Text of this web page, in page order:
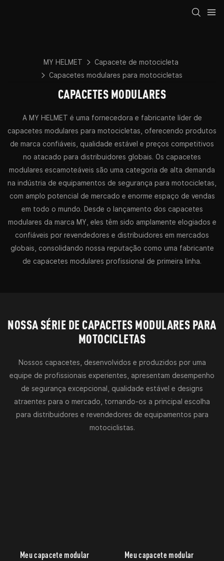
MY HELMET
Capacete de motocicleta
Capacetes modulares para motocicletas
CAPACETES MODULARES
A MY HELMET é uma fornecedora e fabricante líder de
capacetes modulares para motocicletas, oferecendo produtos
de marca confiáveis, qualidade estável e preços competitivos
no atacado para distribuidores globais. Os capacetes
modulares escamoteáveis ​​são uma categoria de alta demanda
na indústria de equipamentos de segurança para motocicletas,
com amplo potencial de mercado e enorme espaço de vendas
em todo o mundo. Desde o lançamento dos capacetes
modulares da marca MY, eles têm sido amplamente elogiados e
confiáveis ​​por revendedores e distribuidores em mercados
globais, consolidando nossa reputação como uma fabricante
de capacetes modulares profissional de primeira linha.
NOSSA SÉRIE DE CAPACETES MODULARES PARA
MOTOCICLETAS
Nossos capacetes, desenvolvidos e produzidos por uma
equipe de profissionais experientes, apresentam desempenho
de segurança excepcional, qualidade estável e designs
atraentes para o mercado, tornando-os a principal escolha
para distribuidores e revendedores de equipamentos para
motociclistas.
Meu capacete modular
Meu capacete modular